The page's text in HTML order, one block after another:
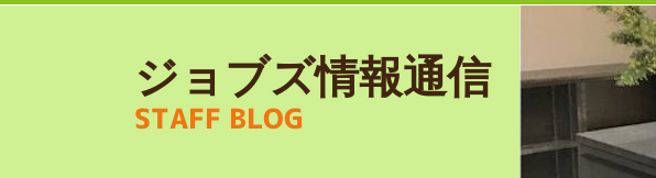
ジョブズ情報通信
STAFF BLOG